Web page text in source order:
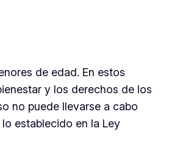
de edad. En estos
y los derechos de los
no puede llevarse a cabo
establecido en la Ley